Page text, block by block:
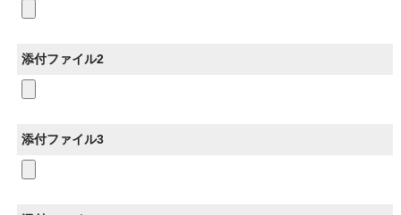
添付ファイル2
添付ファイル3